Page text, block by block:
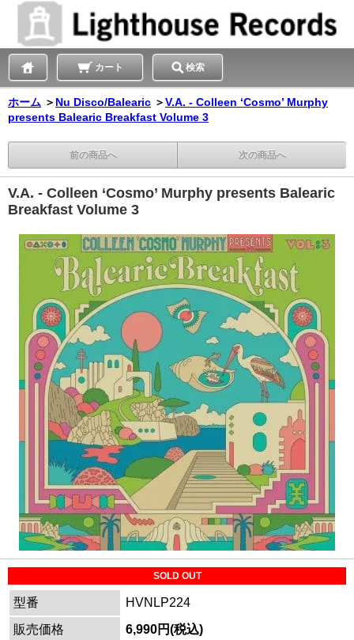
カート 検索
ホーム ＞ Nu Disco/Balearic ＞V.A. - Colleen ‘Cosmo’ Murphy
presents Balearic Breakfast Volume 3
前の商品へ 次の商品へ
V.A. - Colleen ‘Cosmo’ Murphy presents Balearic
Breakfast Volume 3
SOLD OUT
型番
HVNLP224
販売価格
6,990円(税込)